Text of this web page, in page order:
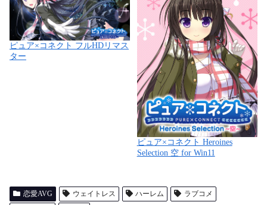
ピュア×コネクト フルHDリマス
ター
ピュア×コネクト Heroines
Selection 空 for Win11
恋愛AVG ウェイトレス ハーレム
ラブコメ